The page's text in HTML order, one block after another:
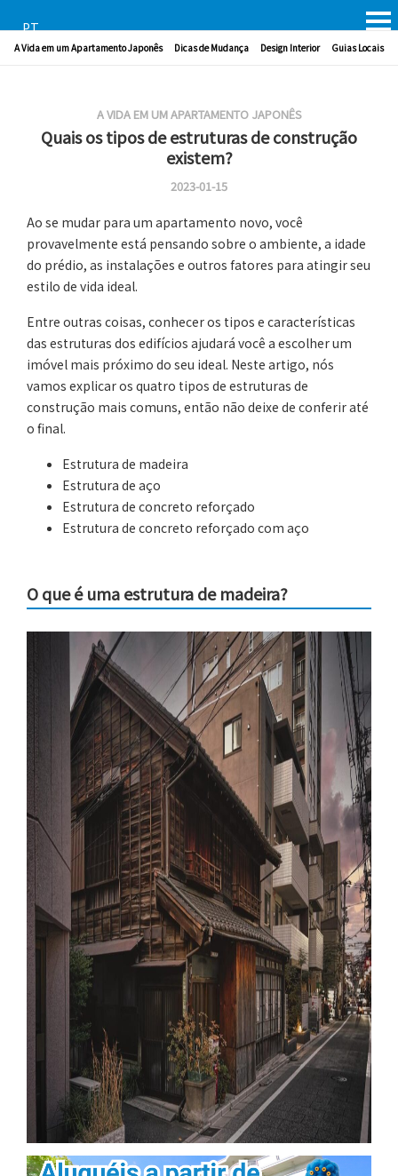
A Vida em um Apartamento Japonês Dicas de Mudança Design Interior Guias Locais
PT
A VIDA EM UM APARTAMENTO JAPONÊS
Quais os tipos de estruturas de construção
existem?
2023-01-15
Ao se mudar para um apartamento novo, você
provavelmente está pensando sobre o ambiente, a idade
do prédio, as instalações e outros fatores para atingir seu
estilo de vida ideal.
Entre outras coisas, conhecer os tipos e características
das estruturas dos edifícios ajudará você a escolher um
imóvel mais próximo do seu ideal. Neste artigo, nós
vamos explicar os quatro tipos de estruturas de
construção mais comuns, então não deixe de conferir até
o final.
Estrutura de madeira
Estrutura de aço
Estrutura de concreto reforçado
Estrutura de concreto reforçado com aço
O que é uma estrutura de madeira?